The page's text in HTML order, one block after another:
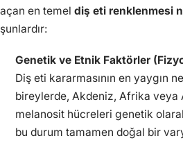
açan en temel diş eti renklenmesi
şunlardır:
Genetik ve Etnik Faktörler
Diş eti kararmasının en yaygın
bireylerde, Akdeniz, Afrika veya
melanosit hücreleri genetik
bu durum tamamen doğal bir